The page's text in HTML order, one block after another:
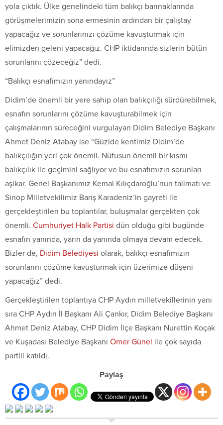
yola çıktık. Ülke genelindeki tüm balıkçı barınaklarında
görüşmelerimizin sona ermesinin ardından bir çalıştay
yapacağız ve sorunlarınızı çözüme kavuşturmak için
elimizden geleni yapacağız. CHP iktidarında sizlerin bütün
sorunlarını çözeceğiz” dedi.
“Balıkçı esnafımızın yanındayız”
Didim’de önemli bir yere sahip olan balıkçılığı sürdürebilmek,
esnafın sorunlarını çözüme kavuşturabilmek için
çalışmalarının süreceğini vurgulayan Didim Belediye Başkanı
Ahmet Deniz Atabay ise “Güzide kentimiz Didim’de
balıkçılığın yeri çok önemli. Nüfusun önemli bir kısmı
balıkçılık ile geçimini sağlıyor ve bu esnafımızın sorunları
aşikar. Genel Başkanımız Kemal Kılıçdaroğlu’nun talimatı ve
Sinop Milletvekilimiz Barış Karadeniz’in gayreti ile
gerçekleştirilen bu toplantılar, buluşmalar gerçekten çok
önemli. Cumhuriyet Halk Partisi dün olduğu gibi bugünde
esnafın yanında, yarın da yanında olmaya devam edecek.
Bizler de, Didim Belediyesi olarak, balıkçı esnafımızın
sorunlarını çözüme kavuşturmak için üzerimize düşeni
yapacağız” dedi.
Gerçekleştirilen toplantıya CHP Aydın milletvekillerinin yanı
sıra CHP Aydın İl Başkanı Ali Çankır, Didim Belediye Başkanı
Ahmet Deniz Atabay, CHP Didim İlçe Başkanı Nurettin Koçak
ve Kuşadası Belediye Başkanı Ömer Günel ile çok sayıda
partili katıldı.
Paylaş